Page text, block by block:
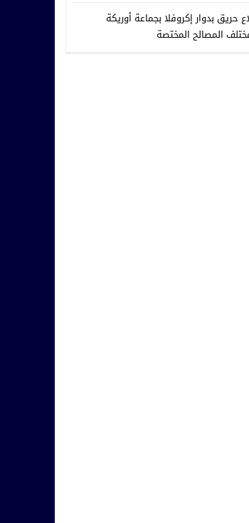
حريق بدوار إكروفلا بجماعة أوريكة
المصالح المختصة